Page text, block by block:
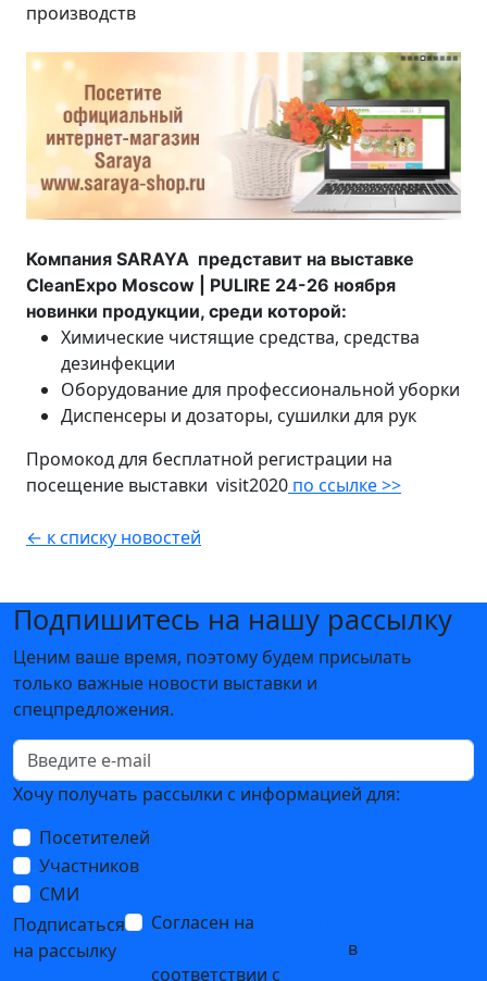
производств
Компания SARAYA представит на выставке
CleanExpo Moscow | PULIRE 24-26 ноября
новинки продукции, среди которой:
Химические чистящие средства, средства
дезинфекции
Оборудование для профессиональной уборки
Диспенсеры и дозаторы, сушилки для рук
Промокод для бесплатной регистрации на
посещение выставки visit2020 по ссылке >>
← к списку новостей
Подпишитесь на нашу рассылку
Ценим ваше время, поэтому будем присылать
только важные новости выставки и
спецпредложения.
Хочу получать рассылки с информацией для:
Посетителей
Участников
СМИ
Подписаться
на рассылку
Согласен на
в
соответствии с